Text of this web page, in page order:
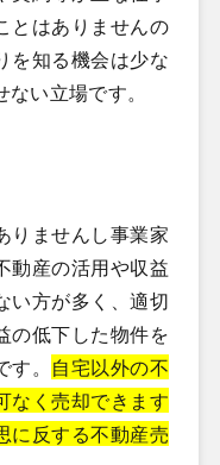
とはありませんの
を知る機会は少な
い立場です。
りませんし事業家
動産の活用や収益
い方が多く、適切
の低下した物件を
。 自宅以外の不
なく売却できます
に反する不動産売